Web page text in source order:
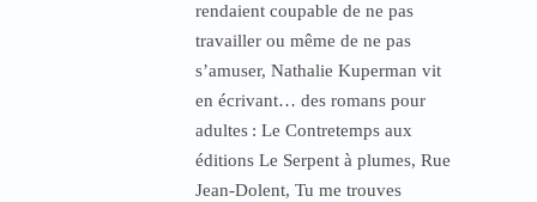
rendaient coupable de ne pas
travailler ou même de ne pas
s’amuser, Nathalie Kuperman vit
en écrivant… des romans pour
adultes : Le Contretemps aux
éditions Le Serpent à plumes, Rue
Jean-Dolent, Tu me trouves